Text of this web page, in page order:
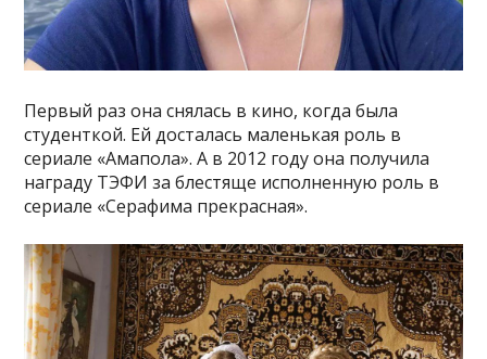
Первый раз она снялась в кино, когда была
студенткой. Ей досталась маленькая роль в
сериале «Амапола». А в 2012 году она получила
награду ТЭФИ за блестяще исполненную роль в
сериале «Серафима прекрасная».